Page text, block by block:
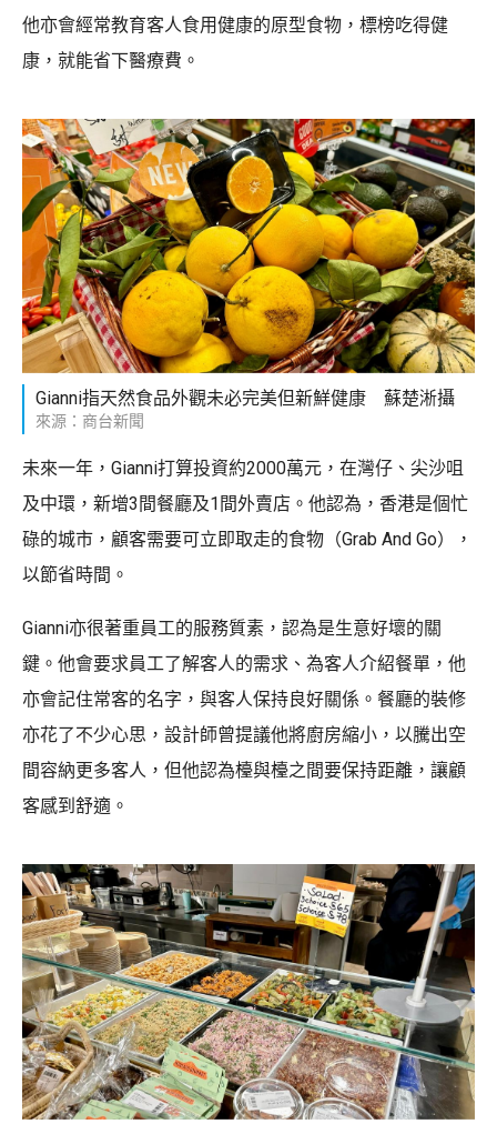
他亦會經常教育客人食用健康的原型食物，標榜吃得健
康，就能省下醫療費。
Gianni指天然食品外觀未必完美但新鮮健康 蘇楚淅攝
來源：商台新聞
未來一年，Gianni打算投資約2000萬元，在灣仔、尖沙咀
及中環，新增3間餐廳及1間外賣店。他認為，香港是個忙
碌的城市，顧客需要可立即取走的食物（Grab And Go），
以節省時間。
Gianni亦很著重員工的服務質素，認為是生意好壞的關
鍵。他會要求員工了解客人的需求、為客人介紹餐單，他
亦會記住常客的名字，與客人保持良好關係。餐廳的裝修
亦花了不少心思，設計師曾提議他將廚房縮小，以騰出空
間容納更多客人，但他認為檯與檯之間要保持距離，讓顧
客感到舒適。